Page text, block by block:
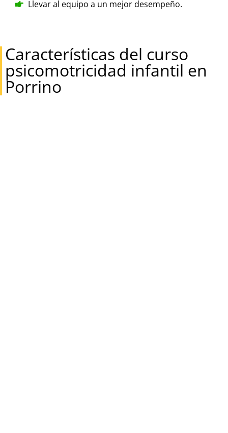
Llevar al equipo a un mejor desempeño.
Características del curso
psicomotricidad infantil en
Porrino